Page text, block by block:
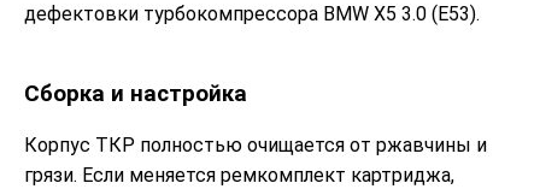
дефектовки турбокомпрессора BMW X5 3.0 (E53).
Сборка и настройка
Корпус ТКР полностью очищается от ржавчины и
грязи. Если меняется ремкомплект картриджа,